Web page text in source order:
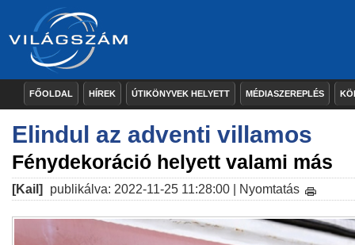
FŐOLDAL HÍREK ÚTIKÖNYVEK HELYETT MÉDIASZEREPLÉS
Elindul az adventi villamos
Fénydekoráció helyett valami más
[Kail] publikálva: 2022-11-25 11:28:00 | Nyomtatás